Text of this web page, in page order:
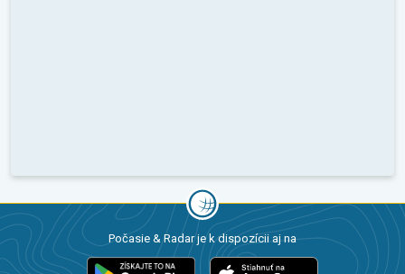
Počasie & Radar je k dispozícii aj na